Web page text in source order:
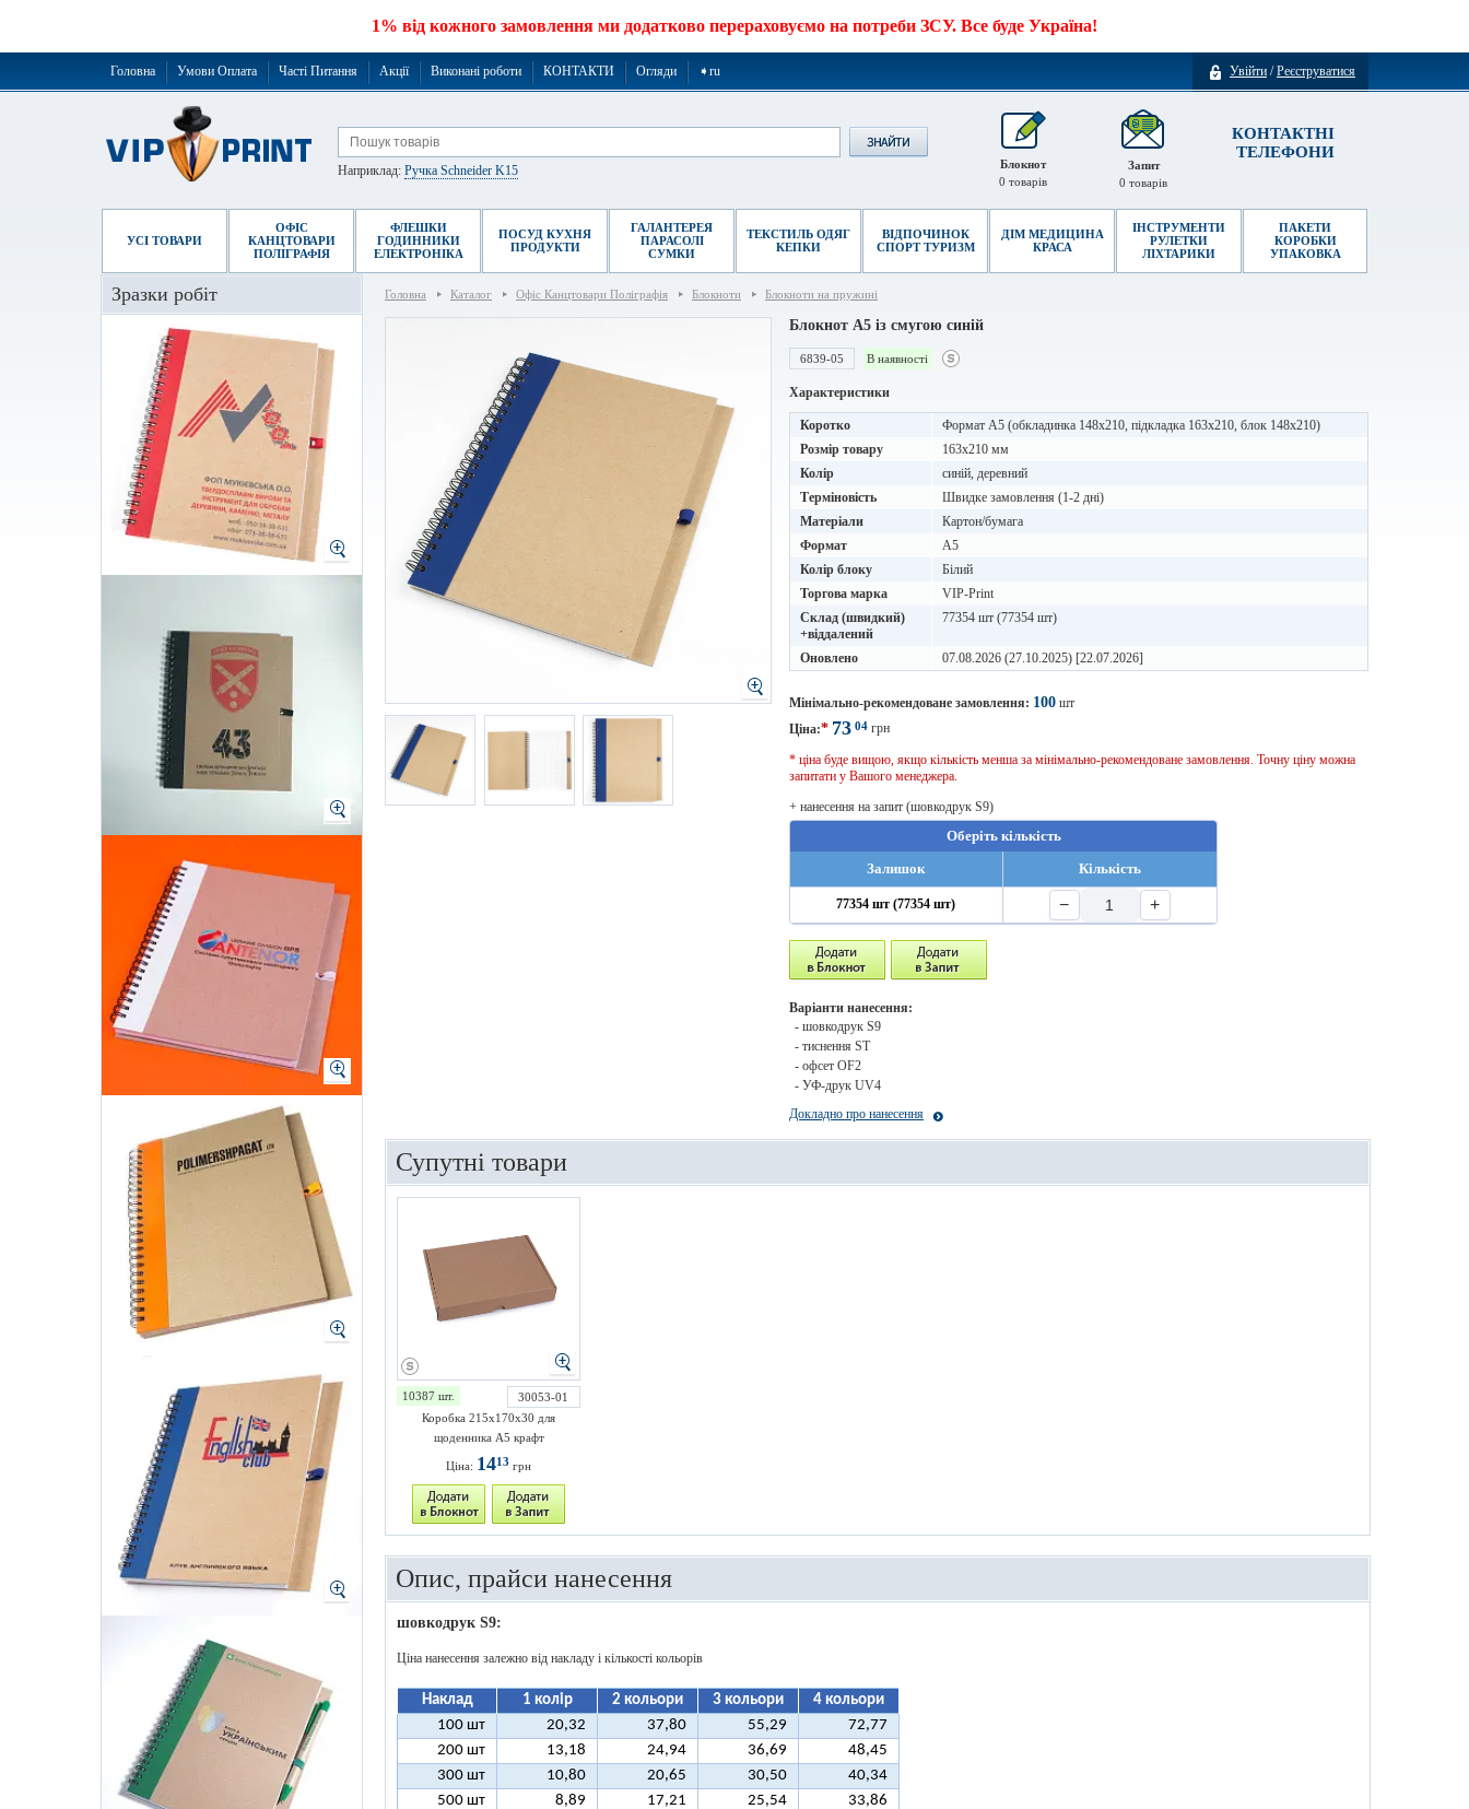
1% від кожного замовлення ми додатково перераховуємо на потреби ЗСУ. Все буде Україна!
Увійти /Реєструватися
Головна Умови Оплата Часті Питання Акції Виконані роботи КОНТАКТИ Огляди ➧ru
КОНТАКТНІ
ТЕЛЕФОНИ
Запит
0 товарів
Наприклад: Ручка Schneider K15
Блокнот
0 товарів
УСІ ТОВАРИ
ОФІС
КАНЦТОВАРИ
ПОЛІГРАФІЯ
ФЛЕШКИ
ГОДИННИКИ
ЕЛЕКТРОНІКА
ПОСУД КУХНЯ
ПРОДУКТИ
ГАЛАНТЕРЕЯ
ПАРАСОЛІ
СУМКИ
ТЕКСТИЛЬ ОДЯГ
КЕПКИ
ВІДПОЧИНОК
СПОРТ ТУРИЗМ
ДІМ МЕДИЦИНА
КРАСА
ІНСТРУМЕНТИ
РУЛЕТКИ
ЛІХТАРИКИ
ПАКЕТИ
КОРОБКИ
УПАКОВКА
Головна Каталог Офіс Канцтовари Поліграфія Блокноти Блокноти на пружині
Блокнот A5 із смугою синій
6839-05 В наявності
Характеристики
Коротко
Формат А5 (обкладинка 148х210, підкладка 163х210, блок 148х210)
Розмір товару
163х210 мм
Колір
синій, деревний
Терміновість
Швидке замовлення (1-2 дні)
Матеріали
Картон/бумага
Формат
A5
Колір блоку
Білий
Торгова марка
VIP-Print
Склад (швидкий)
+віддалений
77354 шт (77354 шт)
Оновлено 07.08.2026 (27.10.2025) [22.07.2026]
Мінімально-рекомендоване замовлення: 100 шт
Ціна:* 73 04 грн
* ціна буде вищою, якщо кількість менша за мінімально-рекомендоване замовлення. Точну ціну можна
запитати у Вашого менеджера.
+ нанесення на запит (шовкодрук S9)
Оберіть кількість
Залишок
Кількість
77354 шт (77354 шт) − +
Варіанти нанесення:
- шовкодрук S9
- тиснення ST
- офсет OF2
- УФ-друк UV4
Докладно про нанесення
Супутні товари
10387 шт.
30053-01
Коробка 215х170х30 для
щоденника А5 крафт
Ціна: 1413 грн
Опис, прайси нанесення
шовкодрук S9:
Ціна нанесення залежно від накладу і кількості кольорів
Наклад 1 колір 2 кольори 3 кольори
4 кольори
100 шт
20,32 37,80 55,29
72,77
200 шт
13,18 24,94 36,69
48,45
300 шт
10,80 20,65 30,50
40,34
500 шт
8,89 17,21 25,54
33,86
Зразки робіт